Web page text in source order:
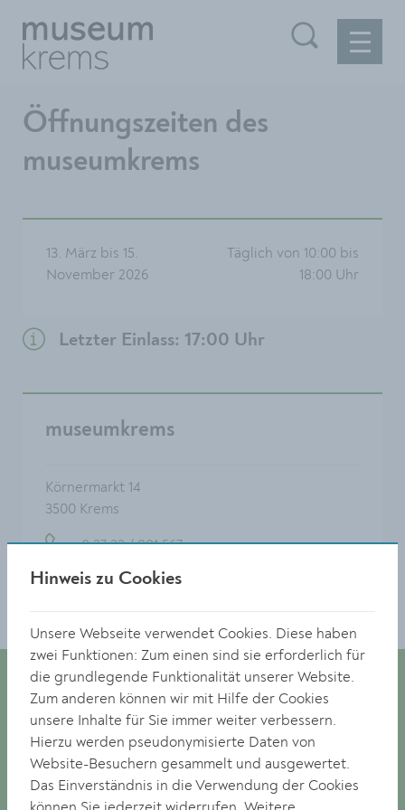
Öffnungszeiten des
museumkrems
13. März bis 15.
November 2026
Täglich von 10:00 bis
18:00 Uhr
Letzter Einlass: 17:00 Uhr
museumkrems
Körnermarkt 14
3500 Krems
0 27 32 / 801 567
museum@krems.gv.at
museumkrems
Körnermarkt 14
A-3500 Krems an der Donau
Hinweis zu Cookies
Unsere Webseite verwendet Cookies. Diese haben
zwei Funktionen: Zum einen sind sie erforderlich für
die grundlegende Funktionalität unserer Website.
Zum anderen können wir mit Hilfe der Cookies
unsere Inhalte für Sie immer weiter verbessern.
Hierzu werden pseudonymisierte Daten von
Website-Besuchern gesammelt und ausgewertet.
Das Einverständnis in die Verwendung der Cookies